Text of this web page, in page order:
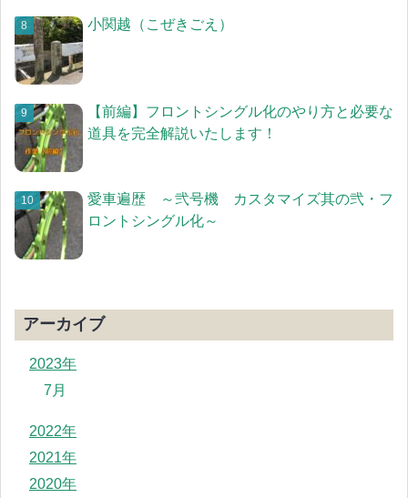
小関越（こぜきごえ）
【前編】フロントシングル化のやり方と必要な
道具を完全解説いたします！
愛車遍歴 ～弐号機 カスタマイズ其の弐・フ
ロントシングル化～
アーカイブ
2023年
7月
2022年
2021年
2020年